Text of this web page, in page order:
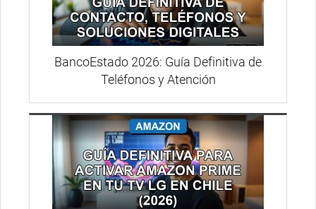
BancoEstado 2026: Guía Definitiva de
Teléfonos y Atención